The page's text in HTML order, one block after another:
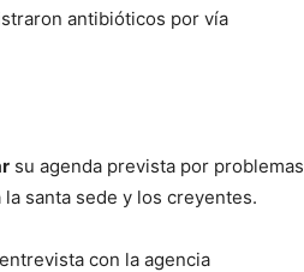
antibióticos por vía
su agenda prevista por problemas
santa sede y los creyentes.
con la agencia